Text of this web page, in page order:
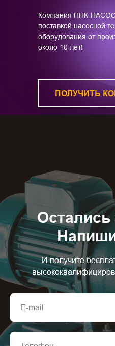
Компания ПНК-НАСОС
поставкой насосной
оборудования от
около 10 лет!
ПОЛУЧИТЬ
И получите